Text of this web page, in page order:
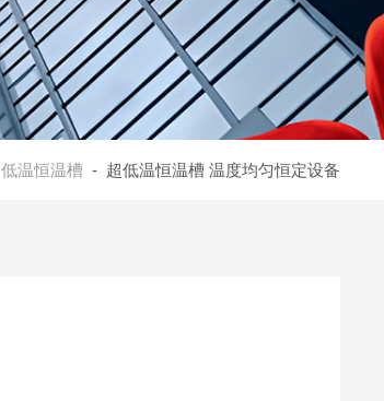
低温恒温槽- 超低温恒温槽 温度均匀恒定设备